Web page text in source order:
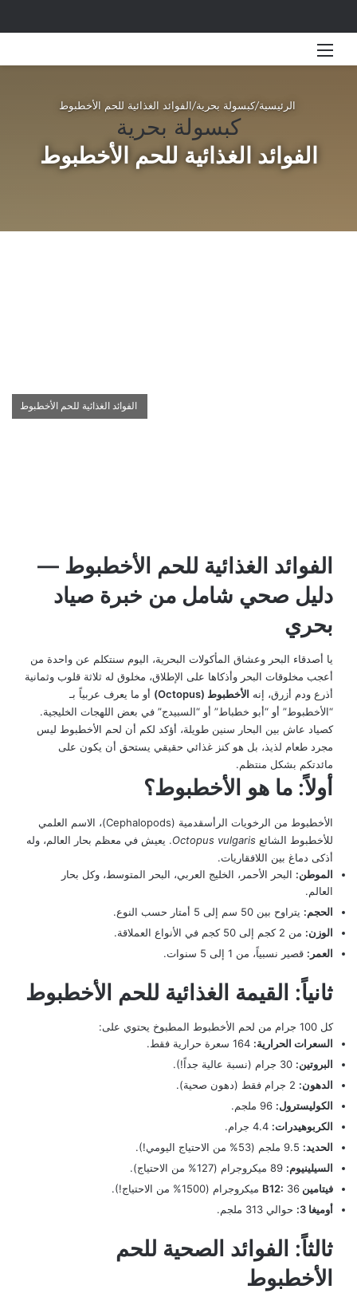
الرئيسية/كبسولة بحرية/الفوائد الغذائية للحم الأخطبوط
كبسولة بحرية
الفوائد الغذائية للحم الأخطبوط
الفوائد الغذائية للحم الأخطبوط
الفوائد الغذائية للحم الأخطبوط —
دليل صحي شامل من خبرة صياد
بحري
يا أصدقاء البحر وعشاق المأكولات البحرية، اليوم سنتكلم عن واحدة من
أعجب مخلوقات البحر وأذكاها على الإطلاق، مخلوق له ثلاثة قلوب وثمانية
أذرع ودم أزرق، إنه الأخطبوط (Octopus)
أو ما يعرف عربياً بـ
“الأخطبوط” أو “أبو خطباط” أو “السبيدج” في بعض اللهجات الخليجية.
كصياد عاش بين البحار سنين طويلة، أؤكد لكم أن لحم الأخطبوط ليس
مجرد طعام لذيذ، بل هو كنز غذائي حقيقي يستحق أن يكون على
مائدتكم بشكل منتظم.
أولاً: ما هو الأخطبوط؟
الأخطبوط من الرخويات الرأسقدمية (Cephalopods)، الاسم العلمي
للأخطبوط الشائع Octopus vulgaris. يعيش في معظم بحار العالم، وله
أذكى دماغ بين اللافقاريات.
الموطن: البحر الأحمر، الخليج العربي، البحر المتوسط، وكل بحار
العالم.
الحجم: يتراوح بين 50 سم إلى 5 أمتار حسب النوع.
الوزن: من 2 كجم إلى 50 كجم في الأنواع العملاقة.
العمر: قصير نسبياً، من 1 إلى 5 سنوات.
ثانياً: القيمة الغذائية للحم الأخطبوط
كل 100 جرام من لحم الأخطبوط المطبوخ يحتوي على:
السعرات الحرارية:
البروتين:
الدهون:
الكوليسترول:
الكربوهيدرات:
الحديد:
السيلينيوم:
فيتامين B12: 36 ميكروجرام (1500% من الاحتياج!).
أوميغا 3:
حوالي 313 ملجم.
ثالثاً: الفوائد الصحية للحم
الأخطبوط